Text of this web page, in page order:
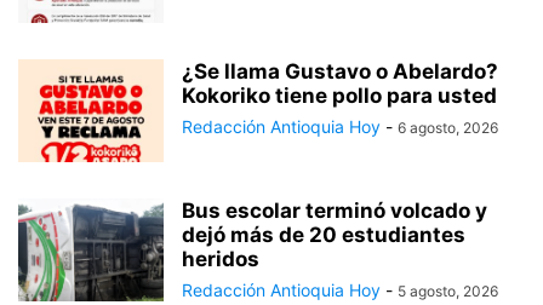
¿Se llama Gustavo o Abelardo?
Kokoriko tiene pollo para usted
Redacción Antioquia Hoy - 6 agosto, 2026
Bus escolar terminó volcado y
dejó más de 20 estudiantes
heridos
Redacción Antioquia Hoy - 5 agosto, 2026